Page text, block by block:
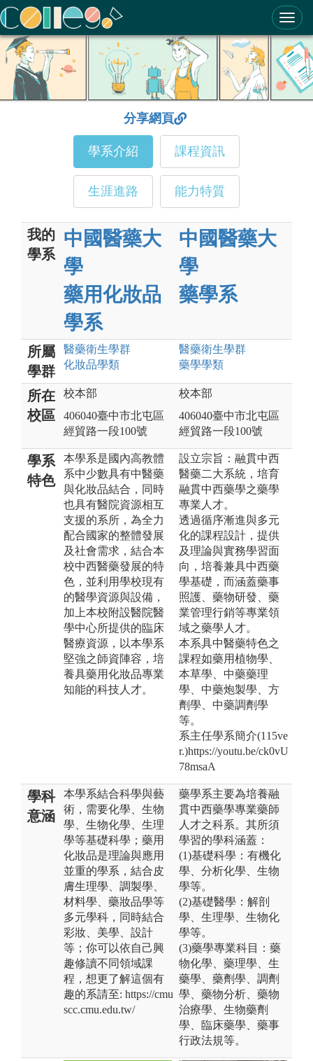
ColleGo! 大學選才與高中育才輔助系統
分享網頁
學系介紹 課程資訊
生涯進路 能力特質
我的
學系
中國醫藥大
學
藥用化妝品
學系
中國醫藥大
學
藥學系
所屬
學群
醫藥衛生學群
化妝品學類
醫藥衛生學群
藥學學類
所在
校區
校本部
406040臺中市北屯區
經貿路一段100號
校本部
406040臺中市北屯區
經貿路一段100號
學系
特色
本學系是國內高教體
系中少數具有中醫藥
與化妝品結合，同時
也具有醫院資源相互
支援的系所，為全力
配合國家的整體發展
及社會需求，結合本
校中西醫藥發展的特
色，並利用學校現有
的醫學資源與設備，
加上本校附設醫院醫
學中心所提供的臨床
醫療資源，以本學系
堅強之師資陣容，培
養具藥用化妝品專業
知能的科技人才。
設立宗旨：融貫中西
醫藥二大系統，培育
融貫中西藥學之藥學
專業人才。
透過循序漸進與多元
化的課程設計，提供
及理論與實務學習面
向，培養兼具中西藥
學基礎，而涵蓋藥事
照護、藥物研發、藥
業管理行銷等專業領
域之藥學人才。
本系具中醫藥特色之
課程如藥用植物學、
本草學、中藥藥理
學、中藥炮製學、方
劑學、中藥調劑學
等。
系主任學系簡介(115ve
r.)https://youtu.be/ck0vU
78msaA
學科
意涵
本學系結合科學與藝
術，需要化學、生物
學、生物化學、生理
學等基礎科學；藥用
化妝品是理論與應用
並重的學系，結合皮
膚生理學、調製學、
材料學、藥妝品學等
多元學科，同時結合
彩妝、美學、設計
等；你可以依自己興
趣修讀不同領域課
程，想更了解這個有
趣的系請至: https://cmu
scc.cmu.edu.tw/
藥學系主要為培養融
貫中西藥學專業藥師
人才之科系。其所須
學習的學科涵蓋：
(1)基礎科學：有機化
學、分析化學、生物
學等。
(2)基礎醫學：解剖
學、生理學、生物化
學等。
(3)藥學專業科目：藥
物化學、藥理學、生
藥學、藥劑學、調劑
學、藥物分析、藥物
治療學、生物藥劑
學、臨床藥學、藥事
行政法規等。